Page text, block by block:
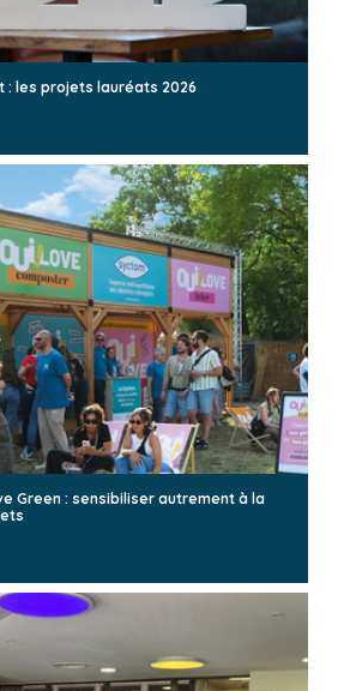
: les projets lauréats 2026
Green : sensibiliser autrement à la